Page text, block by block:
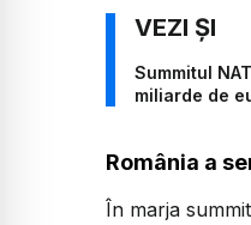
Summitul
miliarde de
România a
În marja